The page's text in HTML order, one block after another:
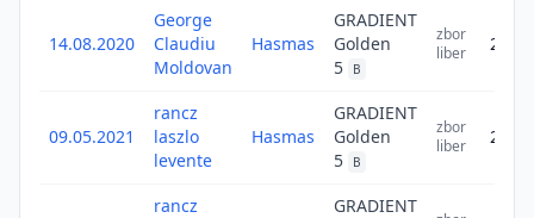
14.08.2020
George
Claudiu
Moldovan
Hasmas
GRADIENT
Golden
5
B
zbor
liber
27.1
09.05.2021
rancz
laszlo
levente
Hasmas
GRADIENT
Golden
5
B
zbor
liber
25.5
rancz GRADIENT